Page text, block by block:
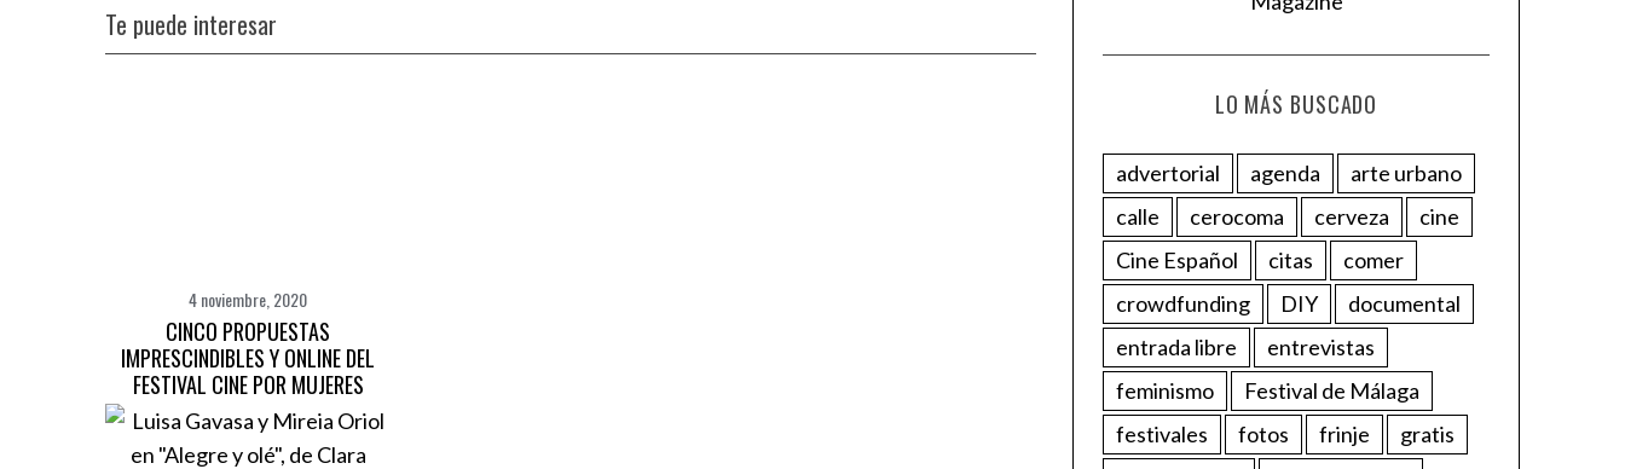
Te puede interesar
4 noviembre, 2020
CINCO PROPUESTAS
IMPRESCINDIBLES Y ONLINE DEL
FESTIVAL CINE POR MUJERES
LO MÁS BUSCADO
advertorial agenda
arte urbano
calle
cerocoma cerveza
cine
Cine Español
citas
comer
crowdfunding
DIY
documental
entrada libre
entrevistas
feminismo
Festival de Málaga
festivales
fotos frinje
gratis